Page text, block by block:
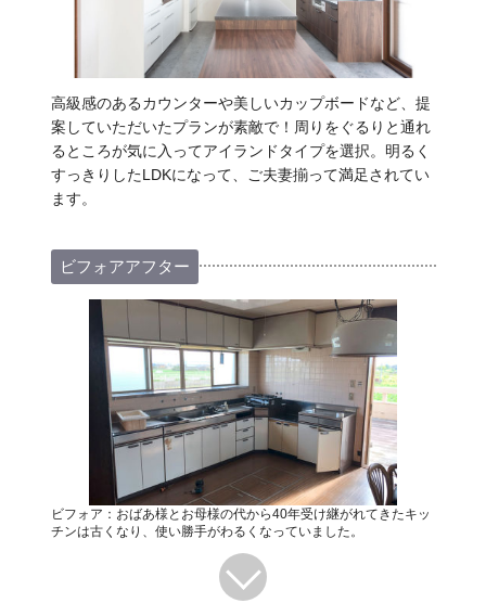
高級感のあるカウンターや美しいカップボードなど、提
案していただいたプランが素敵で！周りをぐるりと通れ
るところが気に入ってアイランドタイプを選択。明るく
すっきりしたLDKになって、ご夫妻揃って満足されてい
ます。
ビフォアアフター
ビフォア：おばあ様とお母様の代から40年受け継がれてきたキッ
チンは古くなり、使い勝手がわるくなっていました。